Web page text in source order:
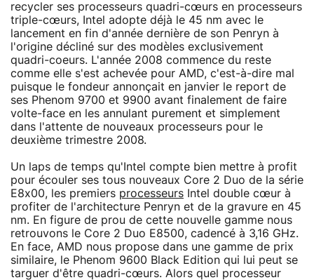
recycler ses processeurs quadri-cœurs en processeurs
triple-cœurs, Intel adopte déjà le 45 nm avec le
lancement en fin d'année dernière de son Penryn à
l'origine décliné sur des modèles exclusivement
quadri-coeurs. L'année 2008 commence du reste
comme elle s'est achevée pour AMD, c'est-à-dire mal
puisque le fondeur annonçait en janvier le report de
ses Phenom 9700 et 9900 avant finalement de faire
volte-face en les annulant purement et simplement
dans l'attente de nouveaux processeurs pour le
deuxième trimestre 2008.
Un laps de temps qu'Intel compte bien mettre à profit
pour écouler ses tous nouveaux Core 2 Duo de la série
E8x00, les premiers processeurs Intel double cœur à
profiter de l'architecture Penryn et de la gravure en 45
nm. En figure de prou de cette nouvelle gamme nous
retrouvons le Core 2 Duo E8500, cadencé à 3,16 GHz.
En face, AMD nous propose dans une gamme de prix
similaire, le Phenom 9600 Black Edition qui lui peut se
targuer d'être quadri-cœurs. Alors quel processeur